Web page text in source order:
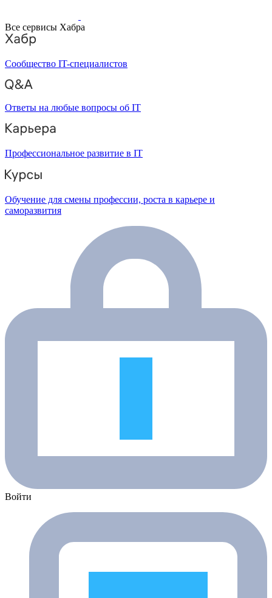
Все сервисы Хабра
Сообщество IT-специалистов
Ответы на любые вопросы об IT
Профессиональное развитие в IT
Обучение для смены профессии, роста в карьере и
саморазвития
Войти